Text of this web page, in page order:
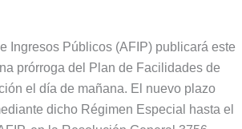
Ingresos Públicos (AFIP) publicará este
prórroga del Plan de Facilidades de
el día de mañana. El nuevo plazo
dicho Régimen Especial hasta el